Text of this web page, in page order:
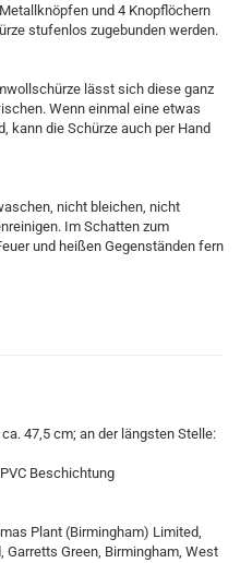
und 4 Knopflöchern
stufenlos zugebunden werden.
lässt sich diese ganz
Wenn einmal eine etwas
kann die Schürze auch per Hand
nicht bleichen, nicht
Im Schatten zum
und heißen Gegenständen fern
47,5 cm; an der längsten Stelle:
Beschichtung
Plant (Birmingham) Limited,
Garretts Green, Birmingham, West